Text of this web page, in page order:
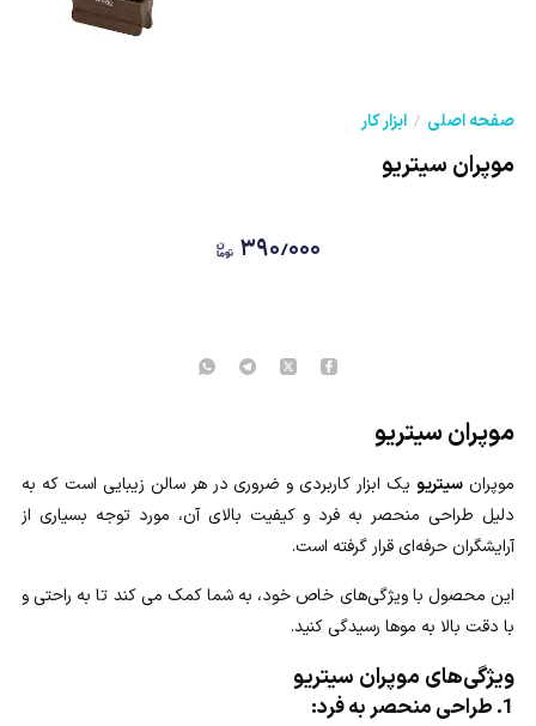
صفحه اصلی ابزار کار
موپران سیتریو
۳۹۰٫۰۰۰
موپران سیتریو
موپران سیتریو یک ابزار کاربردی و ضروری در هر سالن زیبایی است که به
دلیل طراحی منحصر به فرد و کیفیت بالای آن، مورد توجه بسیاری از
آرایشگران حرفه‌ای قرار گرفته است.
این محصول با ویژگی‌های خاص خود، به شما کمک می کند تا به راحتی و
با دقت بالا به موها رسیدگی کنید.
ویژگی‌های موپران سیتریو
1. طراحی منحصر به فرد: